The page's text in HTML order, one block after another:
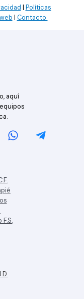
| Políticas
| Contacto
aquí